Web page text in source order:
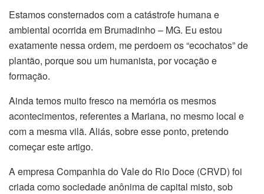
Estamos consternados com a catástrofe humana e
ambiental ocorrida em Brumadinho – MG. Eu estou
exatamente nessa ordem, me perdoem os “ecochatos” de
plantão, porque sou um humanista, por vocação e
formação.
Ainda temos muito fresco na memória os mesmos
acontecimentos, referentes a Mariana, no mesmo local e
com a mesma vilã. Aliás, sobre esse ponto, pretendo
começar este artigo.
A empresa Companhia do Vale do Rio Doce (CRVD) foi
criada como sociedade anônima de capital misto, sob